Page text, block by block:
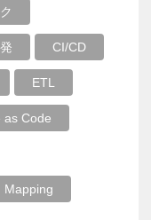
CI/CD
ETL
as Code
Mapping